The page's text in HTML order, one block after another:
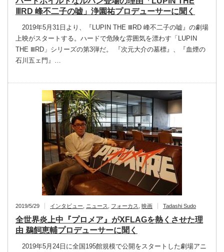
ⅢRD 峰不二子の嘘」浄園祐プロデューサーに聞く
2019年5月31日より、『LUPIN THE ⅢRD 峰不二子の嘘』の劇場
上映がスタートする。ハードで危険な雰囲気を漂わす「LUPIN
THE ⅢRD」シリーズの第3弾だ。 『次元大介の墓標』、『血煙の
石川五ェ門』…
2019/5/29 インタビュー ニュース フォーカス 映画 Tadashi Sudo
全世界炎上中『プロメア』がXFLAGを熱くさせた理
由 鵜飼恵輔プロデューサーに聞く
2019年5月24日に全国195館規模で公開をスタートした劇場アニ